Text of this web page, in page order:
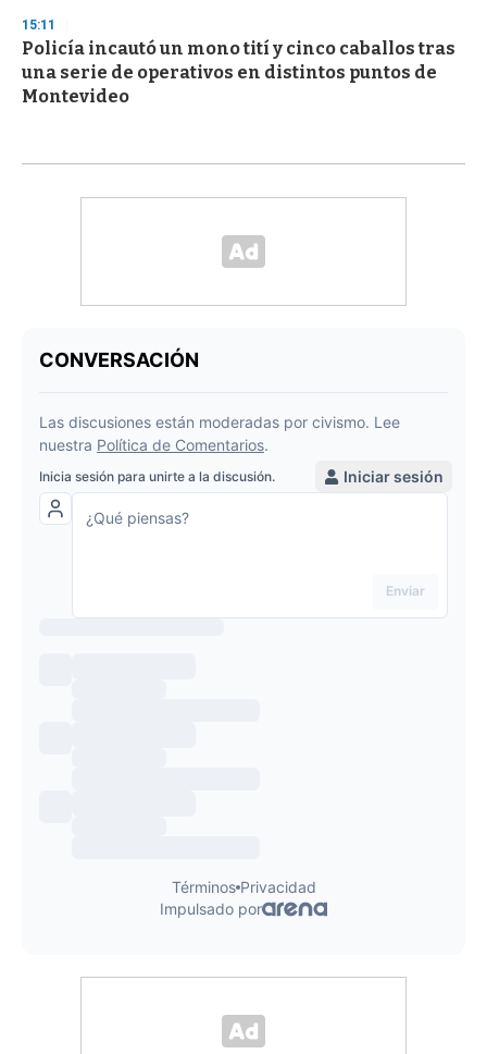
15:11
Policía incautó un mono tití y cinco caballos tras
una serie de operativos en distintos puntos de
Montevideo